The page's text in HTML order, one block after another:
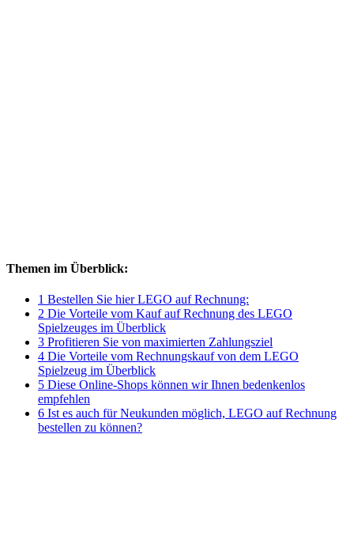
Themen im Überblick:
1 Bestellen Sie hier LEGO auf Rechnung:
2 Die Vorteile vom Kauf auf Rechnung des LEGO
Spielzeuges im Überblick
3 Profitieren Sie von maximierten Zahlungsziel
4 Die Vorteile vom Rechnungskauf von dem LEGO
Spielzeug im Überblick
5 Diese Online-Shops können wir Ihnen bedenkenlos
empfehlen
6 Ist es auch für Neukunden möglich, LEGO auf Rechnung
bestellen zu können?